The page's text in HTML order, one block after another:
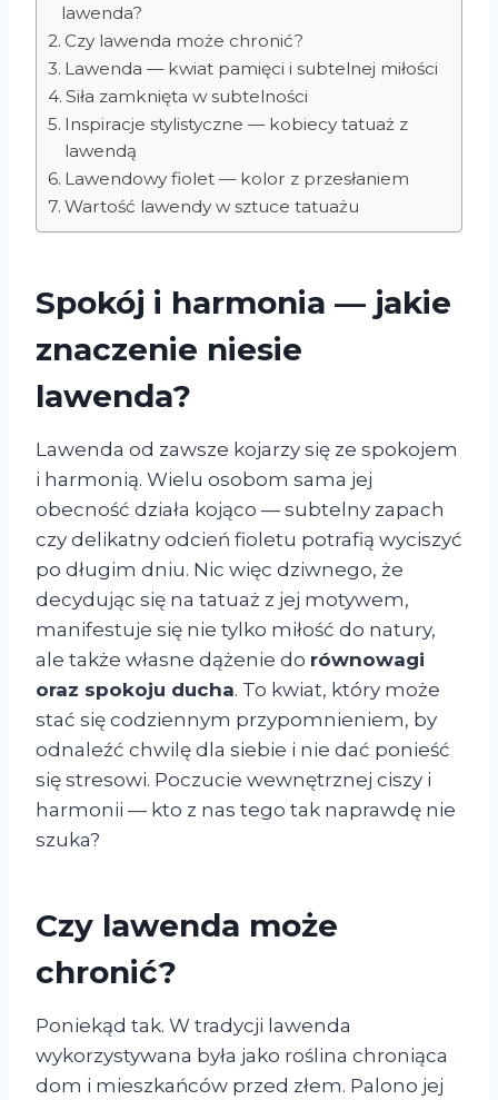
lawenda?
Czy lawenda może chronić?
Lawenda — kwiat pamięci i subtelnej miłości
Siła zamknięta w subtelności
Inspiracje stylistyczne — kobiecy tatuaż z
lawendą
Lawendowy fiolet — kolor z przesłaniem
Wartość lawendy w sztuce tatuażu
Spokój i harmonia — jakie
znaczenie niesie
lawenda?
Lawenda od zawsze kojarzy się ze spokojem
i harmonią. Wielu osobom sama jej
obecność działa kojąco — subtelny zapach
czy delikatny odcień fioletu potrafią wyciszyć
po długim dniu. Nic więc dziwnego, że
decydując się na tatuaż z jej motywem,
manifestuje się nie tylko miłość do natury,
ale także własne dążenie do równowagi
oraz spokoju ducha. To kwiat, który może
stać się codziennym przypomnieniem, by
odnaleźć chwilę dla siebie i nie dać ponieść
się stresowi. Poczucie wewnętrznej ciszy i
harmonii — kto z nas tego tak naprawdę nie
szuka?
Czy lawenda może
chronić?
Poniekąd tak. W tradycji lawenda
wykorzystywana była jako roślina chroniąca
dom i mieszkańców przed złem. Palono jej